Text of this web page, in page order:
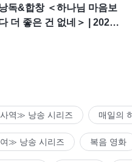
독&합창 ＜하나님 마음보
더 좋은 건 없네＞ | 2026
역≫ 낭송 시리즈 매일의
≫ 낭송 시리즈 복음 영화